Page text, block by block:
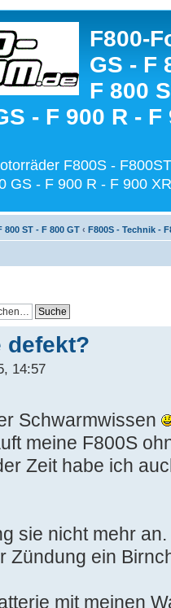
F800-
GS - F
F 800
- F 900 R - F
F800S -
GS - F 900 R - F 900
800 ST - F 800 GT ‹ F800S - Technik -
defekt?
14:57
Schwarmwissen
meine F800S
Zeit habe ich
sie nicht mehr
Zündung ein
mit meinen